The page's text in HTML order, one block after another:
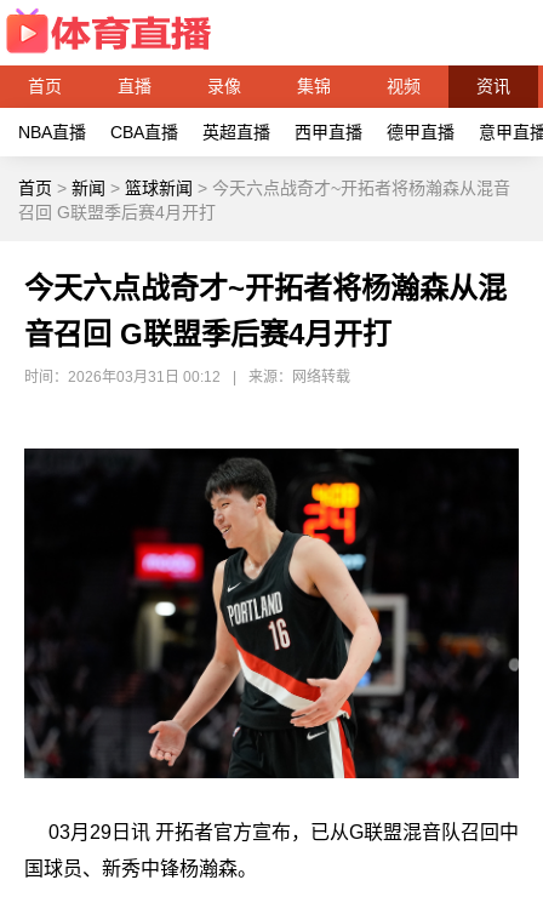
首页 直播 录像 集锦 视频 资讯
NBA直播 CBA直播 英超直播 西甲直播 德甲直播 意甲直
首页 > 新闻 > 篮球新闻 > 今天六点战奇才~开拓者将杨瀚森从混音
召回 G联盟季后赛4月开打
今天六点战奇才~开拓者将杨瀚森从混
音召回 G联盟季后赛4月开打
时间：2026年03月31日 00:12 来源：网络转载
03月29日讯 开拓者官方宣布，已从G联盟混音队召回中
国球员、新秀中锋杨瀚森。